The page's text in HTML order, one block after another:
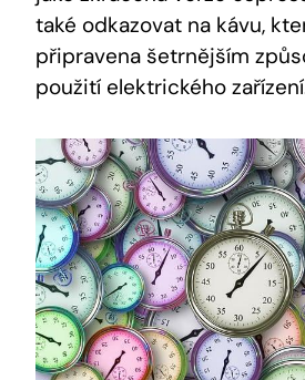
také odkazovat na kávu,
připravena šetrnějším
použití elektrického